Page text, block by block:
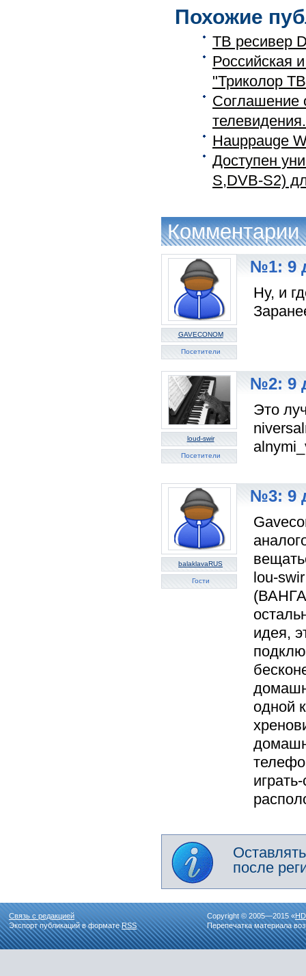
Похожие
ТВ ресивер
Российская
"Триколор
Соглашение
телевидения.
Hauppauge
Доступен
S,DVB-S2)
Комментарии
GAVECONOM
Посетители
№1: 9
Ну, и
loud-swir
Посетители
№2: 9
Это
balaklavaRUS
Гости
№3: 9
lou-
идея,
одной
после
Связь с редакцией
Экспорт публикаций в форматеRSS
Copyright © 2005—2015 «
Перепечатка материала